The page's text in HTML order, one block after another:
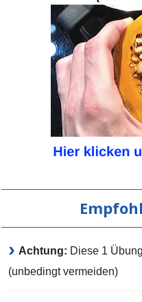
Achtung: Diese 1
(unbedingt vermeiden)